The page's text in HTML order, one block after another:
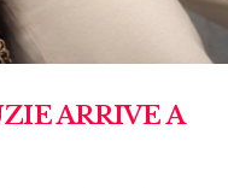
ARRIVE A